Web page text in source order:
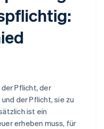
Pflicht, der
der Pflicht, sie zu
ist ein
erheben muss, für